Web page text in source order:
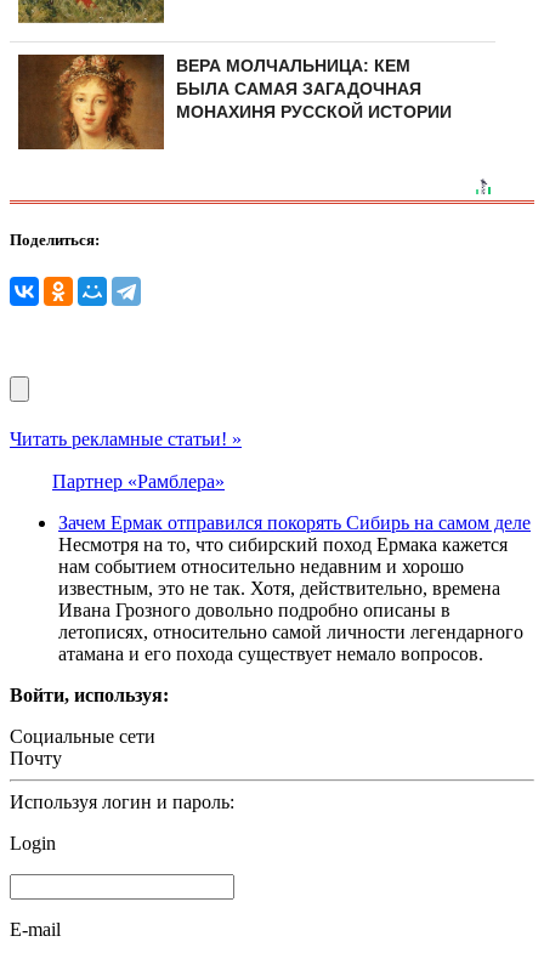
ВЕРА МОЛЧАЛЬНИЦА: КЕМ
БЫЛА САМАЯ ЗАГАДОЧНАЯ
МОНАХИНЯ РУССКОЙ ИСТОРИИ
Поделиться:
Читать рекламные статьи! »
Партнер «Рамблера»
Зачем Ермак отправился покорять Сибирь на самом деле
Несмотря на то, что сибирский поход Ермака кажется
нам событием относительно недавним и хорошо
известным, это не так. Хотя, действительно, времена
Ивана Грозного довольно подробно описаны в
летописях, относительно самой личности легендарного
атамана и его похода существует немало вопросов.
Войти, используя:
Социальные сети
Почту
Используя логин и пароль:
Login
E-mail